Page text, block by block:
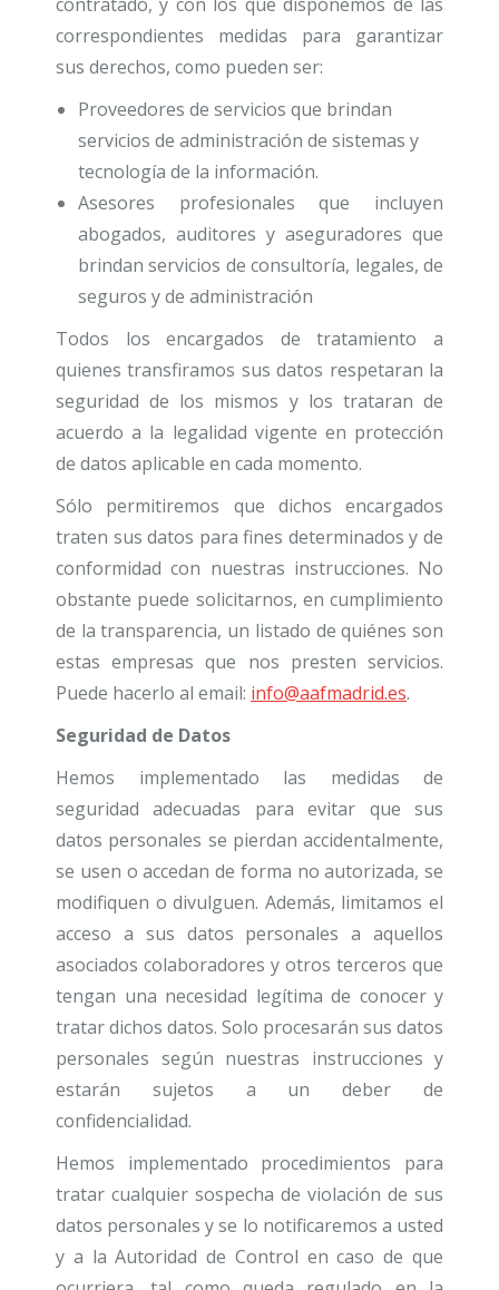
correspondientes medidas para garantizar
sus derechos, como pueden ser:
Proveedores de servicios que brindan
servicios de administración de sistemas y
tecnología de la información.
Asesores profesionales que incluyen
abogados, auditores y aseguradores que
brindan servicios de consultoría, legales, de
seguros y de administración
Todos los encargados de tratamiento a
quienes transfiramos sus datos respetaran la
seguridad de los mismos y los trataran de
acuerdo a la legalidad vigente en protección
de datos aplicable en cada momento.
Sólo permitiremos que dichos encargados
traten sus datos para fines determinados y de
conformidad con nuestras instrucciones. No
obstante puede solicitarnos, en cumplimiento
de la transparencia, un listado de quiénes son
estas empresas que nos presten servicios.
Puede hacerlo al email: info@aafmadrid.es.
Seguridad de Datos
Hemos implementado las medidas de
seguridad adecuadas para evitar que sus
datos personales se pierdan accidentalmente,
se usen o accedan de forma no autorizada, se
modifiquen o divulguen. Además, limitamos el
acceso a sus datos personales a aquellos
asociados colaboradores y otros terceros que
tengan una necesidad legítima de conocer y
tratar dichos datos. Solo procesarán sus datos
personales según nuestras instrucciones y
estarán sujetos a un deber de
confidencialidad.
Hemos implementado procedimientos para
tratar cualquier sospecha de violación de sus
datos personales y se lo notificaremos a usted
y a la Autoridad de Control en caso de que